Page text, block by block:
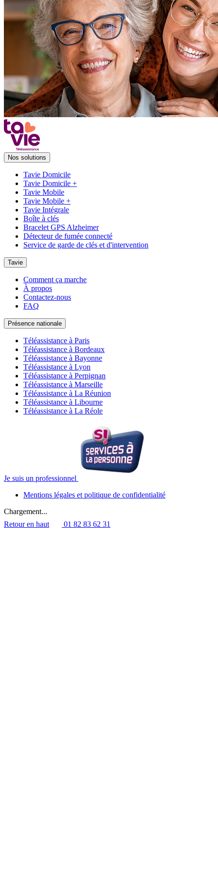
Nos solutions
Tavie Domicile
Tavie Domicile +
Tavie Mobile
Tavie Mobile +
Tavie Intégrale
Boîte à clés
Bracelet GPS Alzheimer
Détecteur de fumée connecté
Service de garde de clés et d'intervention
Tavie
Comment ça marche
À propos
Contactez-nous
FAQ
Présence nationale
Téléassistance à Paris
Téléassistance à Bordeaux
Téléassistance à Bayonne
Téléassistance à Lyon
Téléassistance à Perpignan
Téléassistance à Marseille
Téléassistance à La Réunion
Téléassistance à Libourne
Téléassistance à La Réole
Je suis un professionnel
Mentions légales et politique de confidentialité
Chargement...
Retour en haut
01 82 83 62 31